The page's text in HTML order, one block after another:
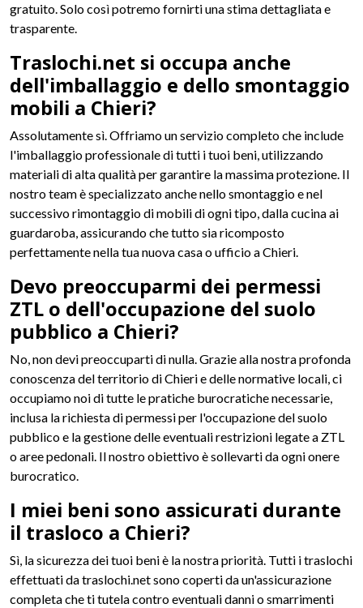
gratuito. Solo così potremo fornirti una stima dettagliata e
trasparente.
Traslochi.net si occupa anche
dell'imballaggio e dello smontaggio
mobili a Chieri?
Assolutamente sì. Offriamo un servizio completo che include
l'imballaggio professionale di tutti i tuoi beni, utilizzando
materiali di alta qualità per garantire la massima protezione. Il
nostro team è specializzato anche nello smontaggio e nel
successivo rimontaggio di mobili di ogni tipo, dalla cucina ai
guardaroba, assicurando che tutto sia ricomposto
perfettamente nella tua nuova casa o ufficio a Chieri.
Devo preoccuparmi dei permessi
ZTL o dell'occupazione del suolo
pubblico a Chieri?
No, non devi preoccuparti di nulla. Grazie alla nostra profonda
conoscenza del territorio di Chieri e delle normative locali, ci
occupiamo noi di tutte le pratiche burocratiche necessarie,
inclusa la richiesta di permessi per l'occupazione del suolo
pubblico e la gestione delle eventuali restrizioni legate a ZTL
o aree pedonali. Il nostro obiettivo è sollevarti da ogni onere
burocratico.
I miei beni sono assicurati durante
il trasloco a Chieri?
Sì, la sicurezza dei tuoi beni è la nostra priorità. Tutti i traslochi
effettuati da traslochi.net sono coperti da un'assicurazione
completa che ti tutela contro eventuali danni o smarrimenti